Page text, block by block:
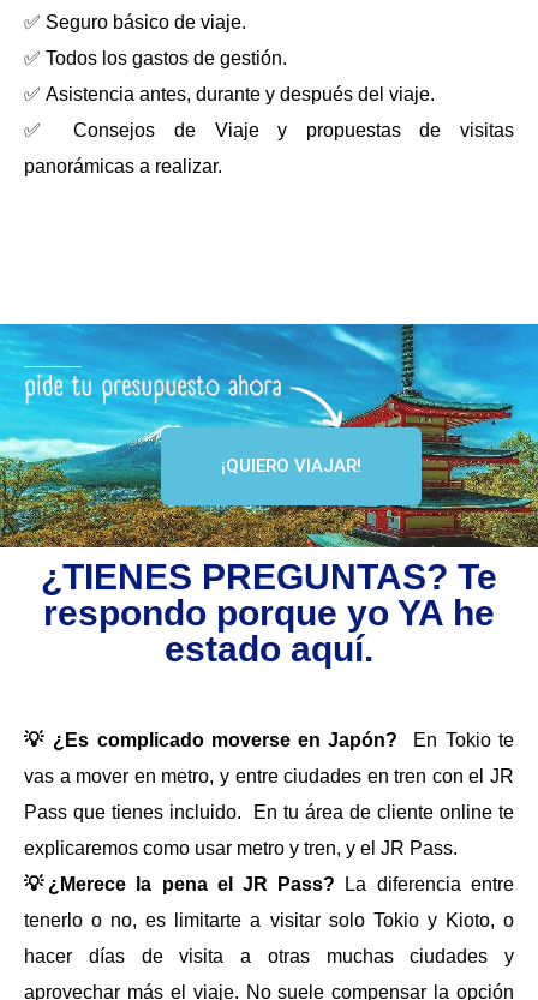
✅ Seguro básico de viaje.
✅ Todos los gastos de gestión.
✅ Asistencia antes, durante y después del viaje.
✅ Consejos de Viaje y propuestas de visitas
panorámicas a realizar.
¡QUIERO VIAJAR!
¿TIENES PREGUNTAS? Te
respondo porque yo YA he
estado aquí.
💡 ¿Es complicado moverse en Japón? En Tokio te
vas a mover en metro, y entre ciudades en tren con el JR
Pass que tienes incluido. En tu área de cliente online te
explicaremos como usar metro y tren, y el JR Pass.
💡¿Merece la pena el JR Pass? La diferencia entre
tenerlo o no, es limitarte a visitar solo Tokio y Kioto, o
hacer días de visita a otras muchas ciudades y
aprovechar más el viaje. No suele compensar la opción